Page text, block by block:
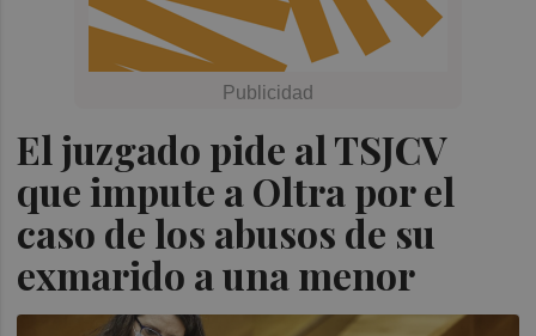
El juzgado pide al TSJCV
que impute a Oltra por el
caso de los abusos de su
exmarido a una menor